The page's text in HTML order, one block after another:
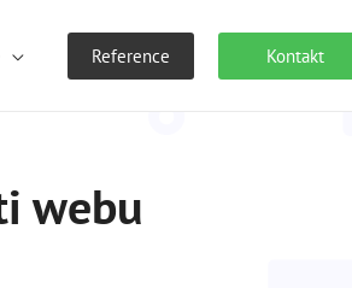
Reference Kontakt
webu